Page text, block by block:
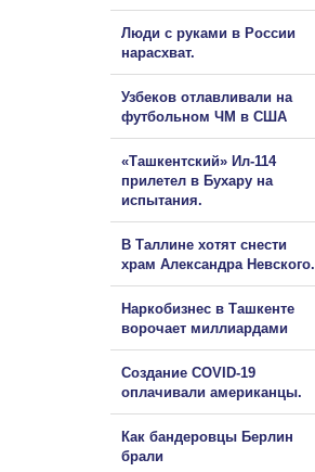
Люди с руками в России
нарасхват.
Узбеков отлавливали на
футбольном ЧМ в США
«Ташкентский» Ил-114
прилетел в Бухару на
испытания.
В Таллине хотят снести
храм Александра Невского.
Наркобизнес в Ташкенте
ворочает миллиардами
Создание COVID-19
оплачивали американцы.
Как бандеровцы Берлин
брали